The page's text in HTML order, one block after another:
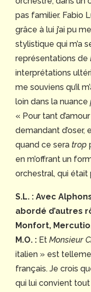
pas familier. Fabio
grâce à lui j’ai pu
stylistique qui m’a
représentations de
interprétations
me souviens qu’il
loin dans la nuance
« Pour tant
demandant d’oser,
quand ce sera trop
en m’offrant un
orchestral, qui
S.L. : Avec
abordé d’autres
Monfort,
M.O. : Et Monsieur
italien » est
français. Je crois
qui lui convient tout